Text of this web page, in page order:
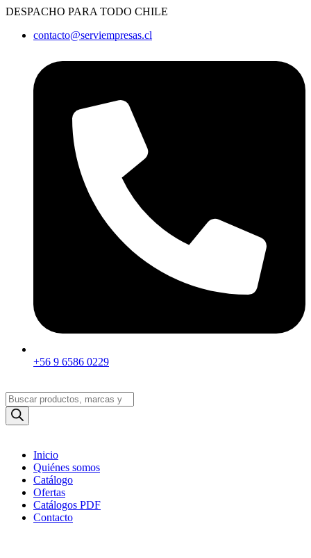
Ir
contenido
DESPACHO PARA TODO CHILE
contacto@serviempresas.cl
+56 9 6586 0229
Búsqueda
de
productos
Inicio
Quiénes somos
Catálogo
Ofertas
Catálogos PDF
Contacto